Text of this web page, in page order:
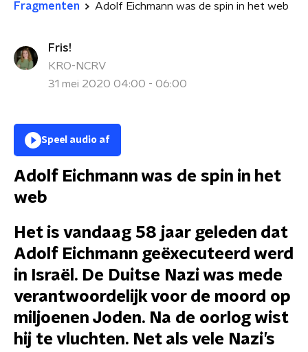
Fragmenten Adolf Eichmann was de spin in het web
Fris!
KRO-NCRV
31 mei 2020 04:00 - 06:00
Speel audio af
Adolf Eichmann was de spin in het
web
Het is vandaag 58 jaar geleden dat
Adolf Eichmann geëxecuteerd werd
in Israël. De Duitse Nazi was mede
verantwoordelijk voor de moord op
miljoenen Joden. Na de oorlog wist
hij te vluchten. Net als vele Nazi’s